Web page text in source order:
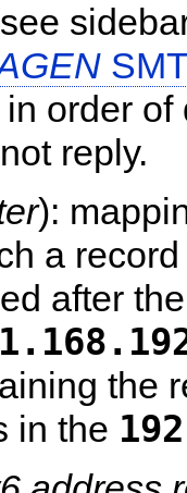
order
reply.
):
a
after
the
in the